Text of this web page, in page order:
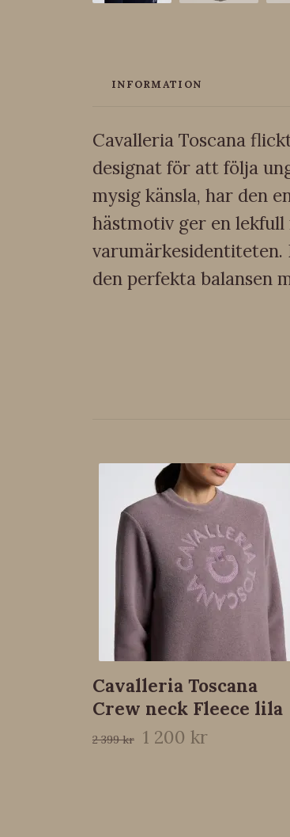
INFORMATION
Cavalleria Toscana
designat för att följa
mysig känsla, har den
hästmotiv ger en
den perfekta balansen
Cavalleria Toscana
Crew neck Fleece lila
2 399 kr 1 200 kr